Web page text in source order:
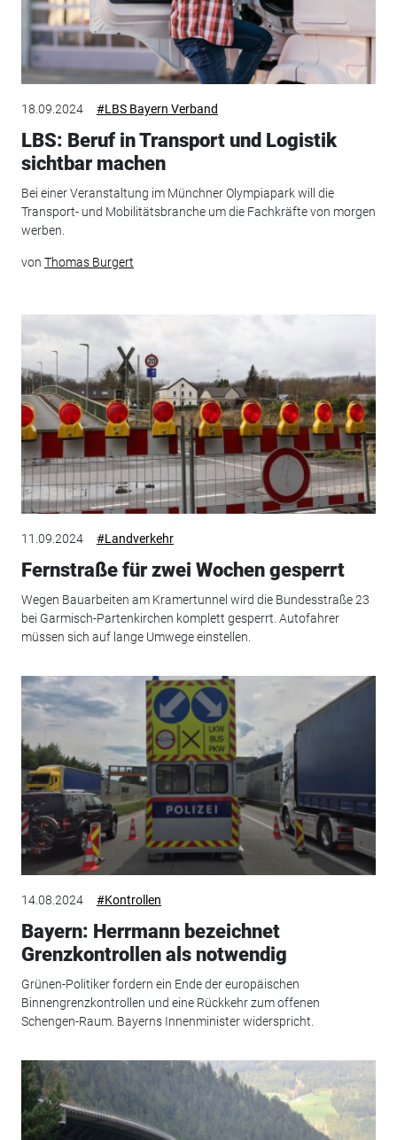
18.09.2024 #LBS Bayern Verband
LBS: Beruf in Transport und Logistik
sichtbar machen
Bei einer Veranstaltung im Münchner Olympiapark will die
Transport- und Mobilitätsbranche um die Fachkräfte von morgen
werben.
von Thomas Burgert
11.09.2024 #Landverkehr
Fernstraße für zwei Wochen gesperrt
Wegen Bauarbeiten am Kramertunnel wird die Bundesstraße 23
bei Garmisch-Partenkirchen komplett gesperrt. Autofahrer
müssen sich auf lange Umwege einstellen.
14.08.2024 #Kontrollen
Bayern: Herrmann bezeichnet
Grenzkontrollen als notwendig
Grünen-Politiker fordern ein Ende der europäischen
Binnengrenzkontrollen und eine Rückkehr zum offenen
Schengen-Raum. Bayerns Innenminister widerspricht.